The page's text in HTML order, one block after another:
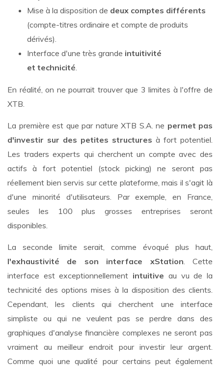
Mise à la disposition de deux comptes différents
(compte-titres ordinaire et compte de produits
dérivés).
Interface d'une très grande intuitivité
et technicité.
En réalité, on ne pourrait trouver que 3 limites à l'offre de
XTB.
La première est que par nature XTB S.A. ne permet pas
d'investir sur des petites structures à fort potentiel.
Les traders experts qui cherchent un compte avec des
actifs à fort potentiel (stock picking) ne seront pas
réellement bien servis sur cette plateforme, mais il s'agit là
d'une minorité d'utilisateurs. Par exemple, en France,
seules les 100 plus grosses entreprises seront
disponibles.
La seconde limite serait, comme évoqué plus haut,
l'exhaustivité de son interface xStation. Cette
interface est exceptionnellement intuitive au vu de la
technicité des options mises à la disposition des clients.
Cependant, les clients qui cherchent une interface
simpliste ou qui ne veulent pas se perdre dans des
graphiques d'analyse financière complexes ne seront pas
vraiment au meilleur endroit pour investir leur argent.
Comme quoi une qualité pour certains peut également